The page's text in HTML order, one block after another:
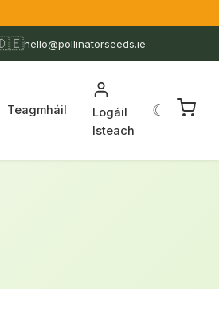
hello@pollinatorseeds.ie
Teagmháil
Logáil
Isteach
☾